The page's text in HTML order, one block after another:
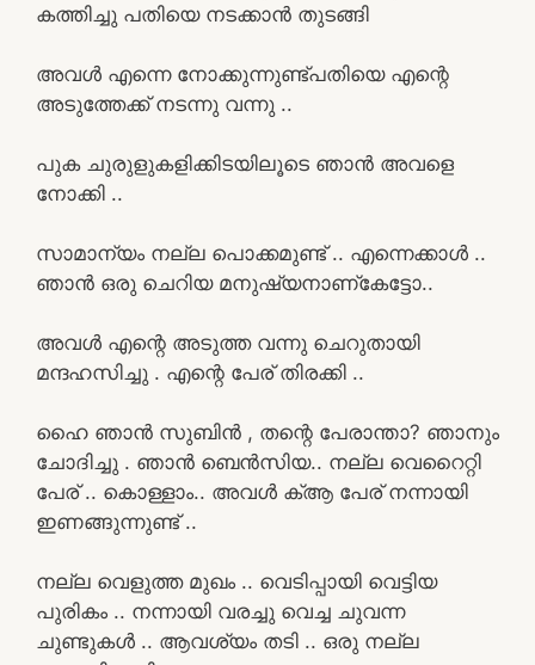
കത്തിച്ചു പതിയെ നടക്കാൻ തുടങ്ങി
അവൾ എന്നെ നോക്കുന്നുണ്ട്പതിയെ എന്റെ
അടുത്തേക്ക് നടന്നു വന്നു ..
പുക ചുരുളുകളിക്കിടയിലൂടെ ഞാൻ അവളെ
നോക്കി ..
സാമാന്യം നല്ല പൊക്കമുണ്ട് .. എന്നെക്കാൾ ..
ഞാൻ ഒരു ചെറിയ മനുഷ്യനാണ്കേട്ടോ..
അവൾ എന്റെ അടുത്ത വന്നു ചെറുതായി
മന്ദഹസിച്ചു . എന്റെ പേര് തിരക്കി ..
ഹൈ ഞാൻ സുബിൻ , തന്റെ പേരാന്താ? ഞാനും
ചോദിച്ചു . ഞാൻ ബെൻസിയ.. നല്ല വെറൈറ്റി
പേര് .. കൊള്ളാം.. അവൾ ക്ആ പേര് നന്നായി
ഇണങ്ങുന്നുണ്ട് ..
നല്ല വെളുത്ത മുഖം .. വെടിപ്പായി വെട്ടിയ
പുരികം .. നന്നായി വരച്ചു വെച്ച ചുവന്ന
ചുണ്ടുകൾ .. ആവശ്യം തടി .. ഒരു നല്ല